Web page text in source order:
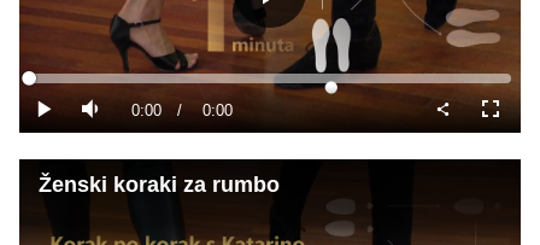
Predvajaj
PredvajajTiho Current
Time
0:00 / Duration
0:00
Loaded:
0%
način
Ženski koraki za rumbo